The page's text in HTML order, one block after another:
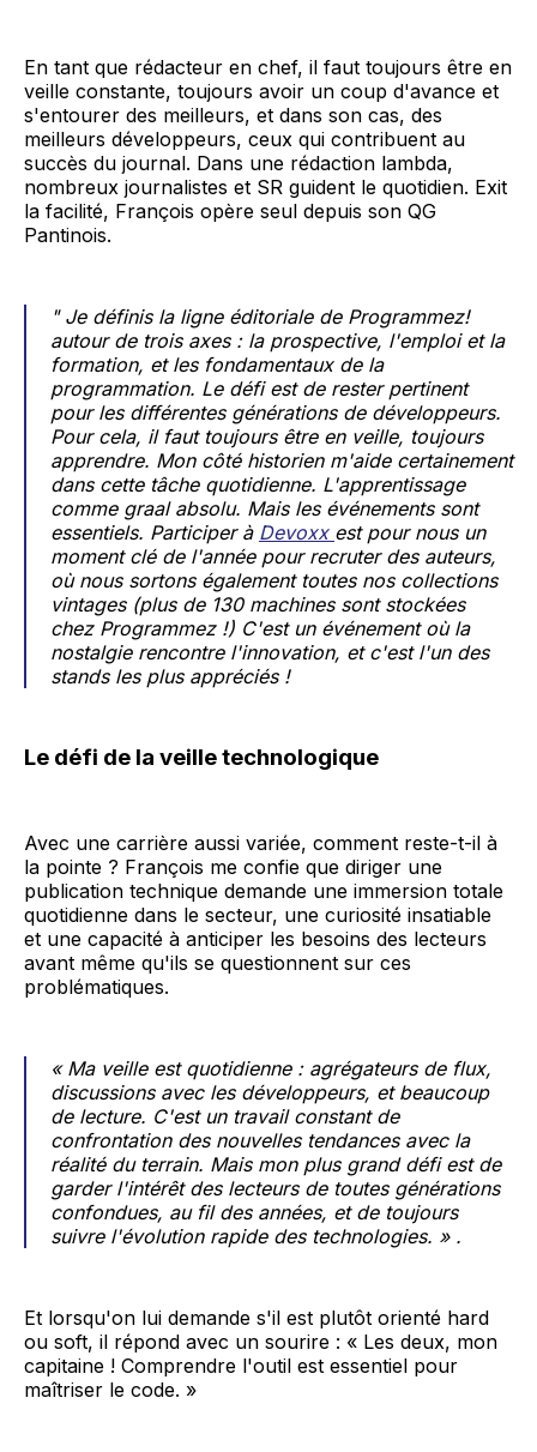
En tant que rédacteur en chef, il faut toujours être en
veille constante, toujours avoir un coup d'avance et
s'entourer des meilleurs, et dans son cas, des
meilleurs développeurs, ceux qui contribuent au
succès du journal. Dans une rédaction lambda,
nombreux journalistes et SR guident le quotidien. Exit
la facilité, François opère seul depuis son QG
Pantinois.
" Je définis la ligne éditoriale de Programmez!
autour de trois axes : la prospective, l'emploi et la
formation, et les fondamentaux de la
programmation. Le défi est de rester pertinent
pour les différentes générations de développeurs.
Pour cela, il faut toujours être en veille, toujours
apprendre. Mon côté historien m'aide certainement
dans cette tâche quotidienne. L'apprentissage
comme graal absolu. Mais les événements sont
essentiels. Participer à Devoxx est pour nous un
moment clé de l'année pour recruter des auteurs,
où nous sortons également toutes nos collections
vintages (plus de 130 machines sont stockées
chez Programmez !) C'est un événement où la
nostalgie rencontre l'innovation, et c'est l'un des
stands les plus appréciés !
Le défi de la veille technologique
Avec une carrière aussi variée, comment reste-t-il à
la pointe ? François me confie que diriger une
publication technique demande une immersion totale
quotidienne dans le secteur, une curiosité insatiable
et une capacité à anticiper les besoins des lecteurs
avant même qu'ils se questionnent sur ces
problématiques.
« Ma veille est quotidienne : agrégateurs de flux,
discussions avec les développeurs, et beaucoup
de lecture. C'est un travail constant de
confrontation des nouvelles tendances avec la
réalité du terrain. Mais mon plus grand défi est de
garder l'intérêt des lecteurs de toutes générations
confondues, au fil des années, et de toujours
suivre l'évolution rapide des technologies. » .
Et lorsqu'on lui demande s'il est plutôt orienté hard
ou soft, il répond avec un sourire : « Les deux, mon
capitaine ! Comprendre l'outil est essentiel pour
maîtriser le code. »